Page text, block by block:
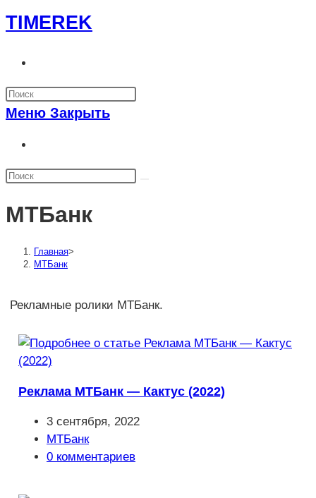
Перейти
к
TIMEREK
по
веб-
Меню Закрыть
по
сайту
МТБанк
Главная>
МТБанк
Рекламные ролики МТБанк.
Реклама МТБанк — Кактус (2022)
Запись
опубликована:
3 сентября, 2022
Рубрика
записи:
МТБанк
Комментарии
0 комментариев